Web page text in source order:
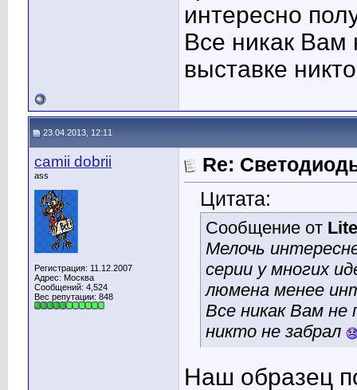
интересно
Все никак Вам
выставке
23.04.2013, 12:11
camii dobrii
ass
Регистрация: 11.12.2007
Адрес: Москва
Сообщений: 4,524
Вес репутации: 848
Re:
Цитата:
Сообщение от
Мелочь
серии у многих
люмена менее
Все никак Вам не
никто не забрал
Наш образец